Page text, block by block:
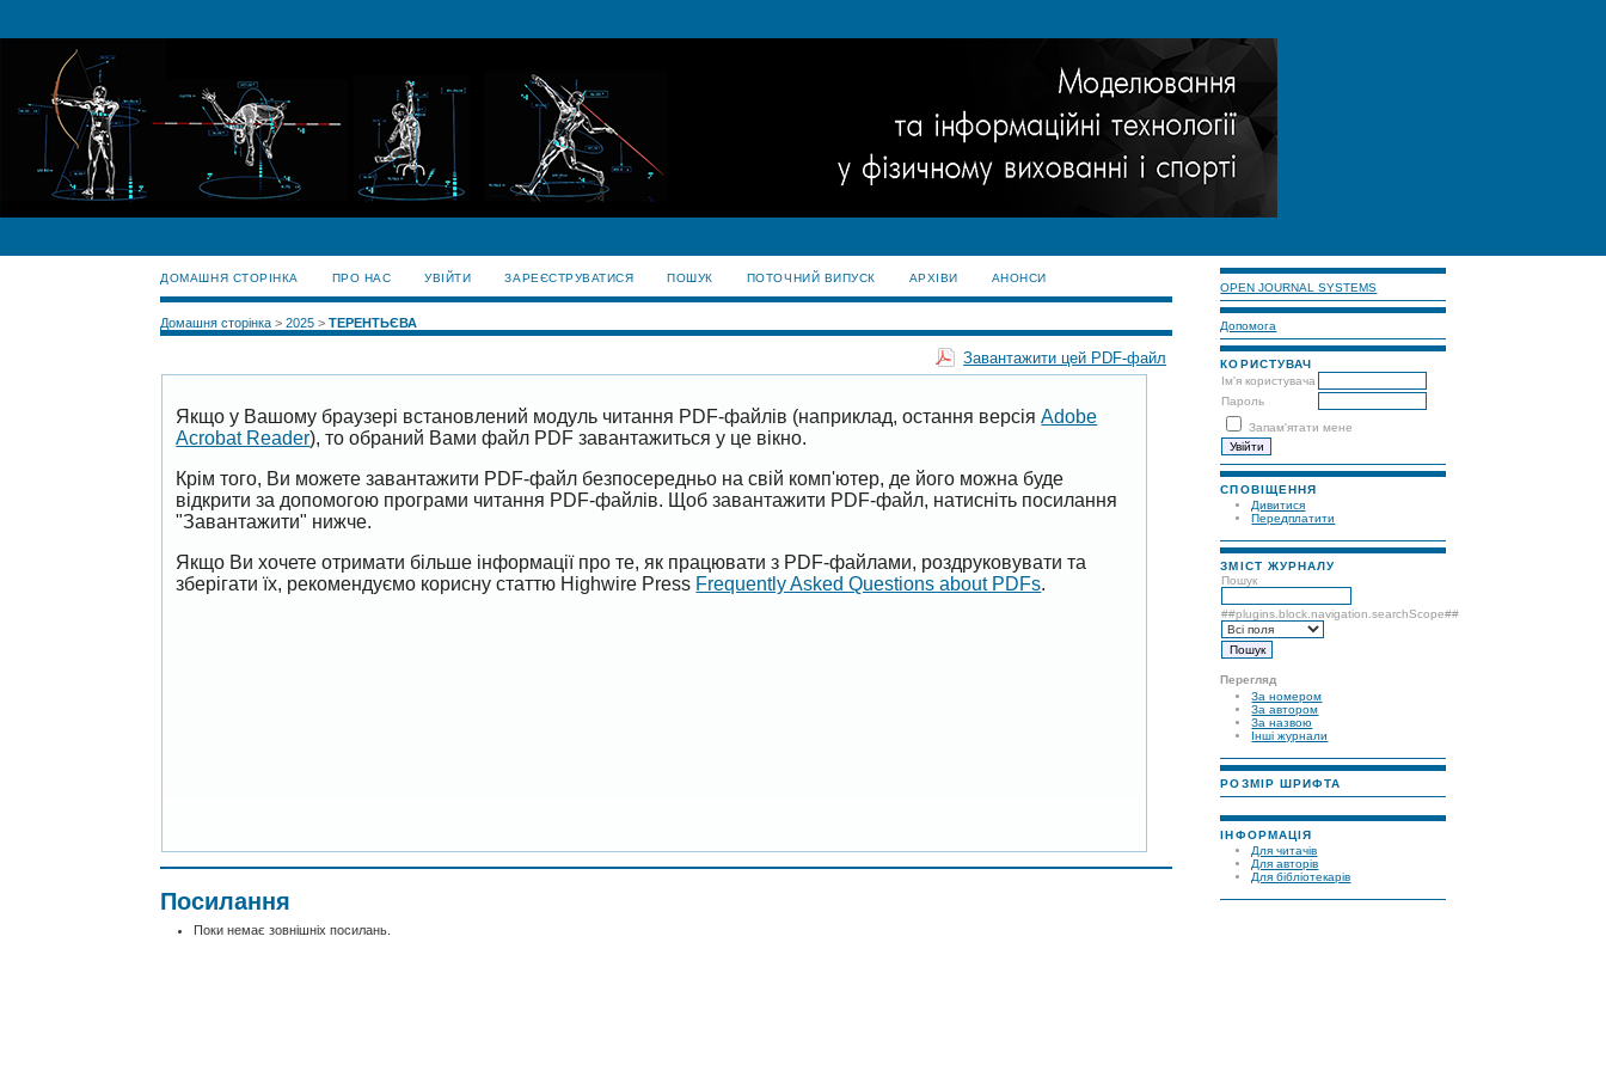
OPEN JOURNAL SYSTEMS
Допомога
КОРИСТУВАЧ
Ім'я користувача
Пароль
Запам'ятати мене
СПОВІЩЕННЯ
Дивитися
Передплатити
ЗМІСТ ЖУРНАЛУ
Пошук
##plugins.block.navigation.searchScope##
Перегляд
За номером
За автором
За назвою
Інші журнали
РОЗМІР ШРИФТА
ІНФОРМАЦІЯ
Для читачів
Для авторів
Для бібліотекарів
ДОМАШНЯ СТОРІНКА ПРО НАС УВІЙТИ ЗАРЕЄСТРУВАТИСЯ ПОШУК ПОТОЧНИЙ ВИПУСК АРХІВИ АНОНСИ
Домашня сторінка >2025 >ТЕРЕНТЬЄВА
Завантажити цей PDF-файл
Якщо у Вашому браузері встановлений модуль читання PDF-файлів (наприклад, остання версіяAdobe
Acrobat Reader), то обраний Вами файл PDF завантажиться у це вікно.
Крім того, Ви можете завантажити PDF-файл безпосередньо на свій комп'ютер, де його можна буде
відкрити за допомогою програми читання PDF-файлів. Щоб завантажити PDF-файл, натисніть посилання
"Завантажити" нижче.
Якщо Ви хочете отримати більше інформації про те, як працювати з PDF-файлами, роздруковувати та
зберігати їх, рекомендуємо корисну статтю Highwire Press Frequently Asked Questions about PDFs.
Посилання
Поки немає зовнішніх посилань.